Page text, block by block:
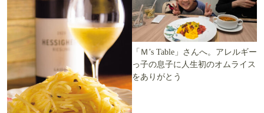
「Ｍ’s Table」さんへ。アレルギー
っ子の息子に人生初のオムライス
をありがとう